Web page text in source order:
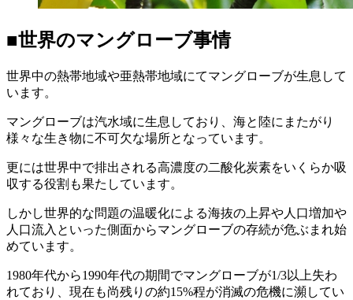
■世界のマングローブ事情
世界中の熱帯地域や亜熱帯地域にてマングローブが生息して
います。
マングローブは汽水域に生息しており、海と陸にまたがり
様々な生き物に不可欠な場所となっています。
更には世界中で排出される高濃度の二酸化炭素をいくらか吸
収する役割も果たしています。
しかし世界的な問題の温暖化による海抜の上昇や人口増加や
人口流入といった側面からマングローブの存続が危ぶまれ始
めています。
1980年代から1990年代の期間でマングローブが1/3以上失わ
れており、現在も尚残りの約15%程が消滅の危機に瀕してい